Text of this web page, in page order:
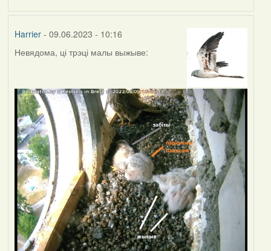
Harrier- 09.06.2023 - 10:16
Невядома, ці трэці малы выжыве: